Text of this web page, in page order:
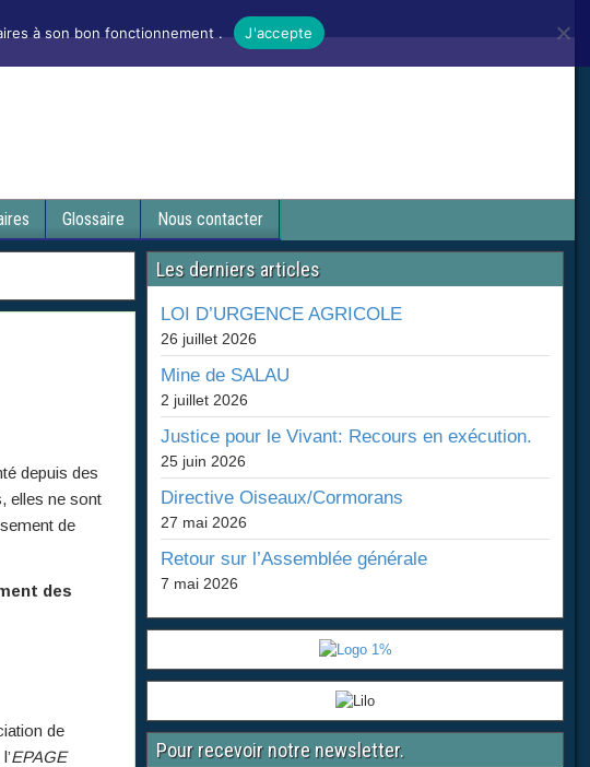
Glossaire Nous contacter
depuis des
elles ne sont
de
des
de
EPAGE
Les derniers articles
LOI D’URGENCE AGRICOLE
26 juillet 2026
Mine de SALAU
2 juillet 2026
Justice pour le Vivant: Recours en exécution.
25 juin 2026
Directive Oiseaux/Cormorans
27 mai 2026
Retour sur l’Assemblée générale
7 mai 2026
Pour recevoir notre newsletter.
à son bon fonctionnement . J'accepte